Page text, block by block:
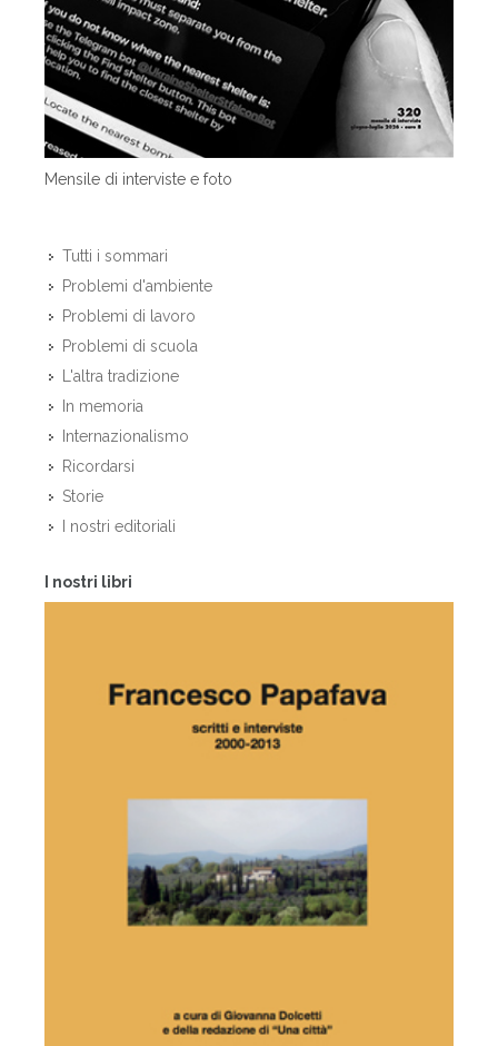
Mensile di interviste e foto
Tutti i sommari
Problemi d'ambiente
Problemi di lavoro
Problemi di scuola
L'altra tradizione
In memoria
Internazionalismo
Ricordarsi
Storie
I nostri editoriali
I nostri libri